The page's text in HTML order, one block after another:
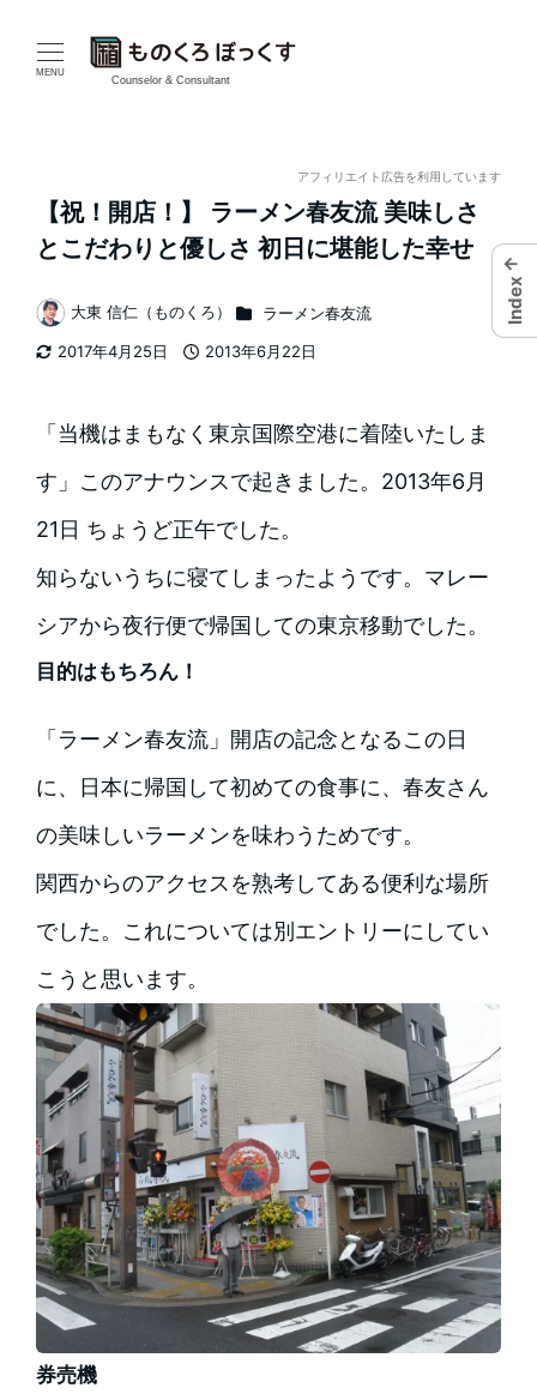
MENU
Counselor & Consultant
アフィリエイト広告を利用しています
【祝！開店！】 ラーメン春友流 美味しさ
とこだわりと優しさ 初日に堪能した幸せ
2017年4月25日
2013年6月22日
著
者
大東 信仁（ものくろ） カテゴリー
ラーメン春友流
「当機はまもなく東京国際空港に着陸いたしま
す」このアナウンスで起きました。2013年6月
21日 ちょうど正午でした。
知らないうちに寝てしまったようです。マレー
シアから夜行便で帰国しての東京移動でした。
目的はもちろん！
「ラーメン春友流」開店の記念となるこの日
に、日本に帰国して初めての食事に、春友さん
の美味しいラーメンを味わうためです。
関西からのアクセスを熟考してある便利な場所
でした。これについては別エントリーにしてい
こうと思います。
券売機
←
Index